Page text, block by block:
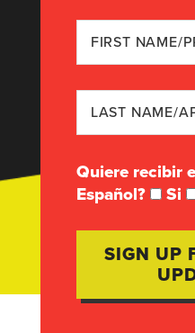
Quiere recibir
Español?
Si